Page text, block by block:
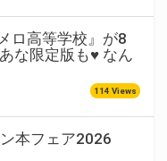
ロ高等学校』が8
な限定版も♥ なん
114 Views
本フェア2026